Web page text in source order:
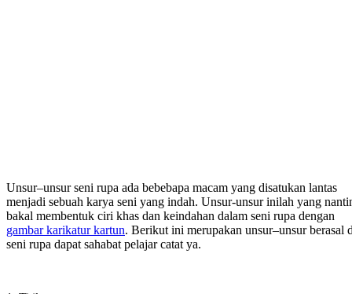
Unsur–unsur seni rupa ada bebebapa macam yang disatukan lantas
menjadi sebuah karya seni yang indah. Unsur-unsur inilah yang
bakal membentuk ciri khas dan keindahan dalam seni rupa dengan
gambar karikatur kartun. Berikut ini merupakan unsur–unsur berasal
seni rupa dapat sahabat pelajar catat ya.